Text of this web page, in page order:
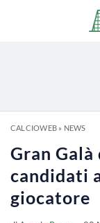
CALCIOWEB» NEWS
Gran
candidati
giocatore